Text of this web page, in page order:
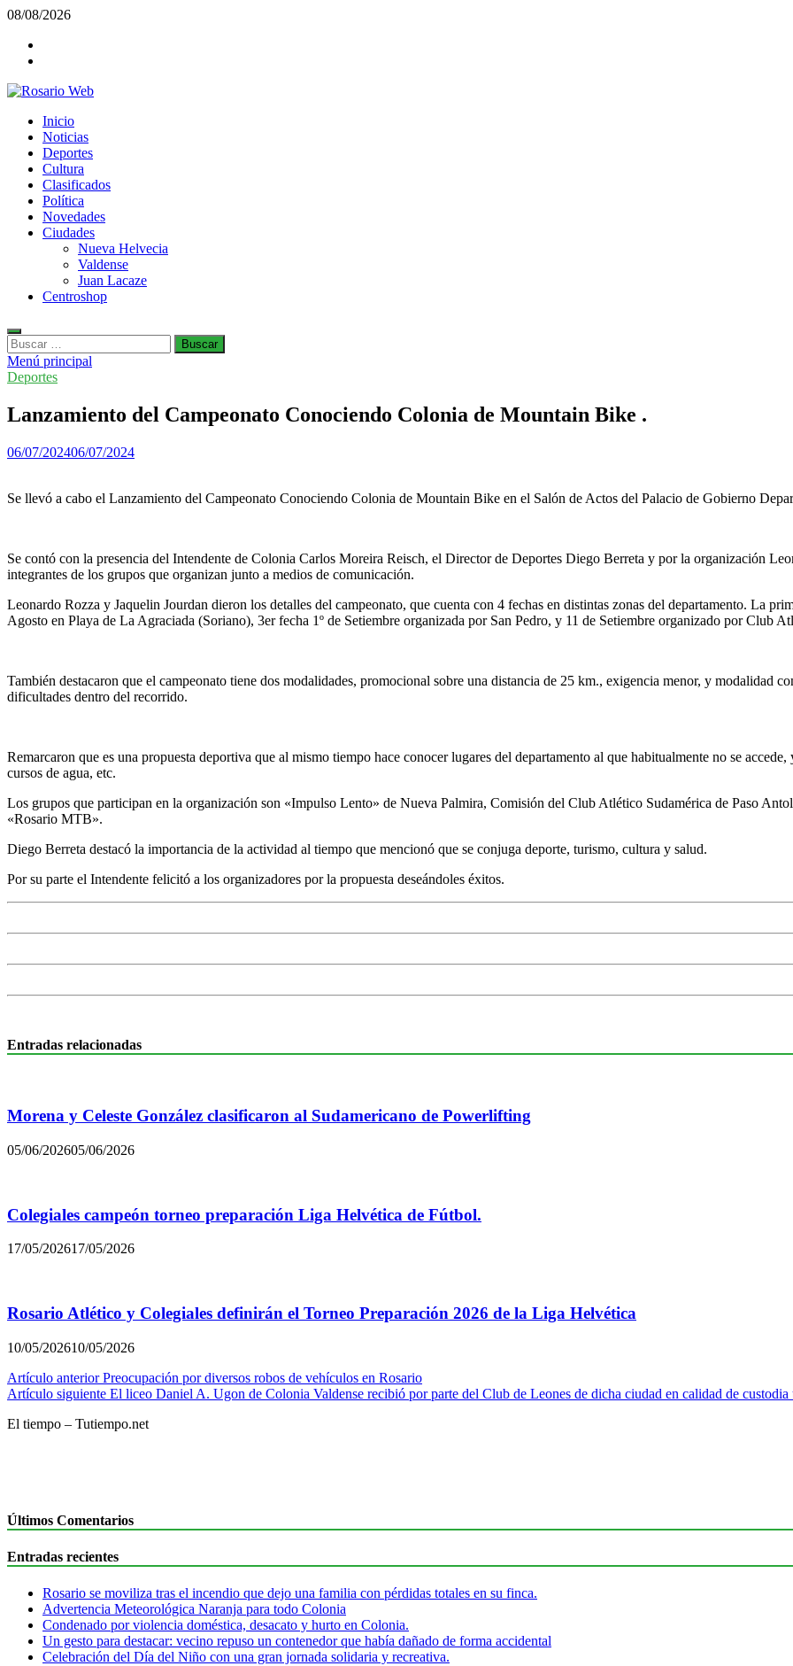
Saltar
contenido
08/08/2026
Rosario Web
Todas la noticias de Rosario y la zona
Inicio
Noticias
Deportes
Cultura
Clasificados
Política
Novedades
Ciudades
Nueva Helvecia
Valdense
Juan Lacaze
Centroshop
Buscar:
Menú principal
Deportes
Lanzamiento del Campeonato Conociendo Colonia de Mountain Bike .
06/07/202406/07/2024
Se llevó a cabo el Lanzamiento del Campeonato Conociendo Colonia de Mountain Bike en el Salón de Actos del Palacio de Gobierno
Se contó con la presencia del Intendente de Colonia Carlos Moreira Reisch, el Director de Deportes Diego Berreta y por la organización
integrantes de los grupos que organizan junto a medios de comunicación.
Leonardo Rozza y Jaquelin Jourdan dieron los detalles del campeonato, que cuenta con 4 fechas en distintas zonas del departamento. La
Agosto en Playa de La Agraciada (Soriano), 3er fecha 1º de Setiembre organizada por San Pedro, y 11 de Setiembre organizado por Club
También destacaron que el campeonato tiene dos modalidades, promocional sobre una distancia de 25 km., exigencia menor, y modalidad
dificultades dentro del recorrido.
Remarcaron que es una propuesta deportiva que al mismo tiempo hace conocer lugares del departamento al que habitualmente no se
cursos de agua, etc.
Los grupos que participan en la organización son «Impulso Lento» de Nueva Palmira, Comisión del Club Atlético Sudamérica de Paso
«Rosario MTB».
Diego Berreta destacó la importancia de la actividad al tiempo que mencionó que se conjuga deporte, turismo, cultura y salud.
Por su parte el Intendente felicitó a los organizadores por la propuesta deseándoles éxitos.
Entradas relacionadas
Morena y Celeste González clasificaron al Sudamericano de Powerlifting
05/06/202605/06/2026
Colegiales campeón torneo preparación Liga Helvética de Fútbol.
17/05/202617/05/2026
Rosario Atlético y Colegiales definirán el Torneo Preparación 2026 de la Liga Helvética
10/05/202610/05/2026
Navegación
de
entradas
Artículo anterior Preocupación por diversos robos de vehículos en Rosario
Artículo siguiente El liceo Daniel A. Ugon de Colonia Valdense recibió por parte del Club de Leones de dicha ciudad en calidad de
El tiempo – Tutiempo.net
Últimos Comentarios
Entradas recientes
Rosario se moviliza tras el incendio que dejo una familia con pérdidas totales en su finca.
Advertencia Meteorológica Naranja para todo Colonia
Condenado por violencia doméstica, desacato y hurto en Colonia.
Un gesto para destacar: vecino repuso un contenedor que había dañado de forma accidental
Celebración del Día del Niño con una gran jornada solidaria y recreativa.